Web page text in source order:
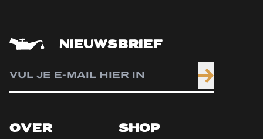
NIEUWSBRIEF
OVER SHOP